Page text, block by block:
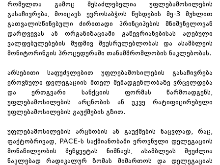
რომელთა გამოც შესაძლებელია უფლებამოსილების
გასაჩივრება, მოიცავს ევროსაბჭოს წესდების მე-3 მუხლით
გათვალისწინებული ძირითადი პრინციპების მნიშვნელოვან
დარღვევას ან ორგანიზაციაში გაწევრიანებისას აღებული
ვალდებულებების მუდმივ შეუსრულებლობას და ასამბლეის
მონიტორინგის პროცედურაში თანამშრომლობის ნაკლებობას.
არსებითი საფუძვლებით უფლებამოსილების გასაჩივრება
ეროვნული დელეგაციის მთელ შემადგენლობაზე ვრცელდება
და ერთგვარი სანქციის ფორმას წარმოადგენს,
უფლებამოსილების არცნობის ან უკვე რატიფიცირებული
უფლებამოსილების გაუქმების გზით.
უფლებამოსილების არცნობის ან გაუქმების ნაცვლად, რაც,
ფაქტობრივად, PACE-ს საქმიანობაში ეროვნული დელეგაციის
მონაწილეობის შეწყვეტას ნიშნავს, ასამბლეას შეუძლია
ნაკლებად რადიკალურ ზომას მიმართოს და დელეგაციას